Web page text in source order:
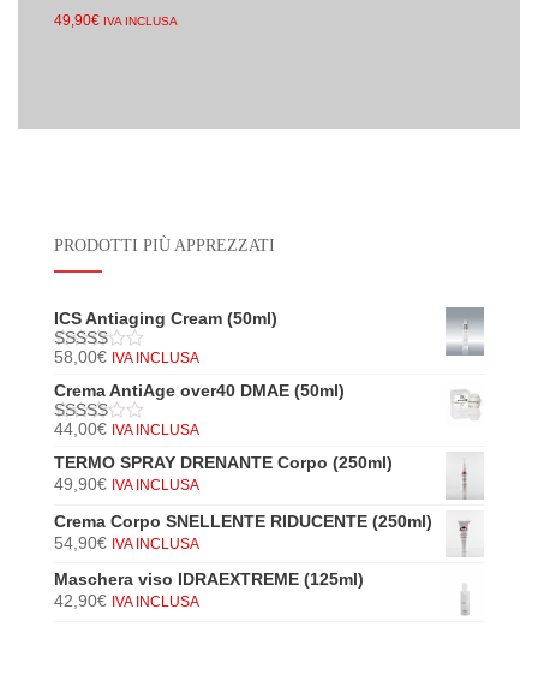
49,90€ IVA INCLUSA
PRODOTTI PIÙ APPREZZATI
ICS Antiaging Cream (50ml)
5di 5
58,00€ IVA INCLUSA
Crema AntiAge over40 DMAE (50ml)
5di 5
44,00€ IVA INCLUSA
TERMO SPRAY DRENANTE Corpo (250ml)
49,90€ IVA INCLUSA
Crema Corpo SNELLENTE RIDUCENTE (250ml)
54,90€ IVA INCLUSA
Maschera viso IDRAEXTREME (125ml)
42,90€ IVA INCLUSA